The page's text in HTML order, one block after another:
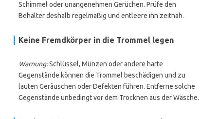
Schimmel oder unangenehmen Gerüchen. Prüfe den
Behälter deshalb regelmäßig und entleere ihn zeitnah.
Keine Fremdkörper in die Trommel legen
Warnung:Schlüssel, Münzen oder andere harte
Gegenstände können die Trommel beschädigen und zu
lauten Geräuschen oder Defekten führen. Entferne solche
Gegenstände unbedingt vor dem Trocknen aus der Wäsche.